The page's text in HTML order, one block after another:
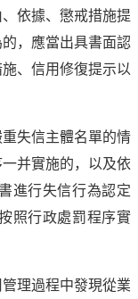
依據、懲戒措施提
，應當出具書面認
、信用修復提示以
失信主體名單的情
并實施的，以及依
進行失信行為認定
照行政處罰程序實
理過程中發現從業